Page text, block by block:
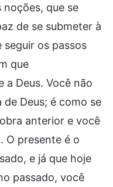
noções, que se
de se submeter à
seguir os passos
que
a Deus. Você não
Deus; é como se
anterior e você
O presente é o
e já que hoje
passado, você